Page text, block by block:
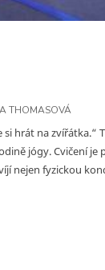
THOMASOVÁ
hrát na zvířátka.“
jógy. Cvičení je
nejen fyzickou